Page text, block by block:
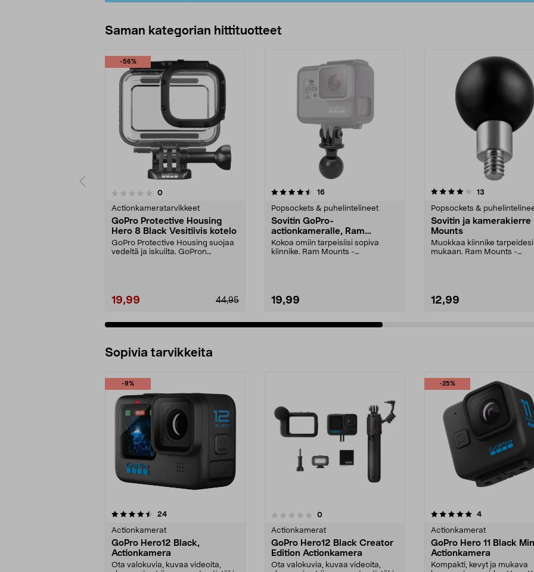
Saman kategorian hittituotteet
-56%
0arvostelut
Actionkameratarvikkeet
GoPro Protective Housing
Hero 8 Black Vesitiivis kotelo
GoPro Protective Housing suojaa
vedeltä ja iskuilta. GoPron
19,99 44,95
4.5 viidestä
16arvostelut
Popsockets & puhelintelineet
Sovitin GoPro-
actionkameralle, Ram
Mounts
Kokoa omiin tarpeisiisi sopiva
kiinnike. Ram Mounts -
19,99
4.0 viidestä
13
Popsockets &
Sovitin ja kamerakierre
Mounts
Muokkaa kiinnike tarpeidesi
mukaan. Ram Mounts -
12,99
0.0 viidestä
Sopivia tarvikkeita
-9%
24arvostelut
Actionkamerat
GoPro Hero12 Black,
Actionkamera
Ota valokuvia, kuvaa videoita,
0.0 viidestä
0arvostelut
Actionkamerat
GoPro Hero12 Black Creator
Edition Actionkamera
Ota valokuvia, kuvaa videoita,
-25%
5.0viidestä
4arvostelut
Actionkamerat
GoPro Hero 11 Black
Actionkamera
Kompakti, kevyt ja mukava